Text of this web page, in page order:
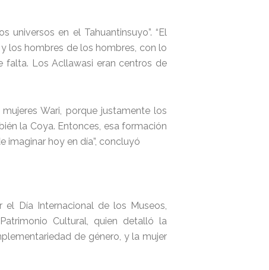
universos en el Tahuantinsuyo”. “El
los hombres de los hombres, con lo
falta. Los Acllawasi eran centros de
Wari, porque justamente los
la Coya. Entonces, esa formación
imaginar hoy en día”, concluyó
el Día Internacional de los Museos,
Cultural, quien detalló la
de género, y la mujer